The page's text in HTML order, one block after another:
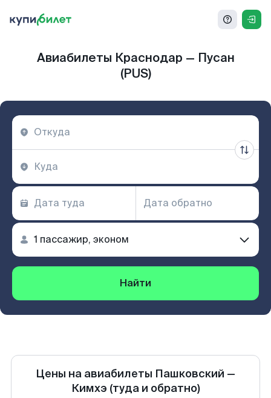
Авиабилеты Краснодар — Пусан
(PUS)
Найти
Цены на авиабилеты Пашковский —
Кимхэ (туда и обратно)